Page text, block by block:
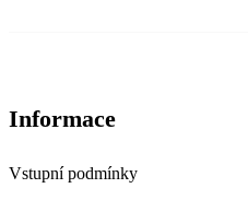
Informace
Vstupní podmínky